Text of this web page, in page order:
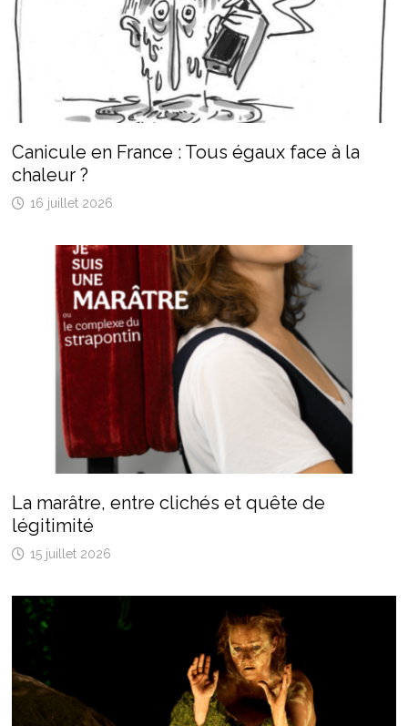
Canicule en France : Tous égaux face à la
chaleur ?
16 juillet 2026
La marâtre, entre clichés et quête de
légitimité
15 juillet 2026